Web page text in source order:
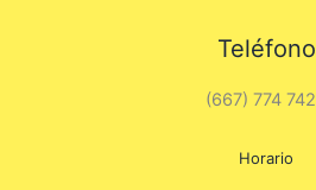
Teléfono
(667) 774
Horario